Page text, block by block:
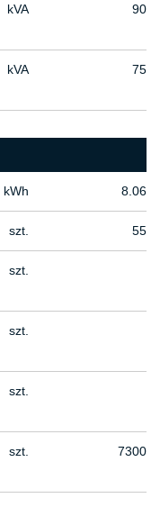
kVA 90
kVA 75
kWh 8.06
szt. 55
szt.
szt.
szt.
szt. 7300